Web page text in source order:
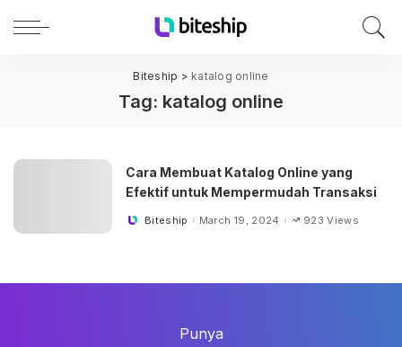
Biteship > katalog online
Tag: katalog online
Cara Membuat Katalog Online yang
Efektif untuk Mempermudah Transaksi
PostedBiteship March 19, 2024 923 Views
Punya